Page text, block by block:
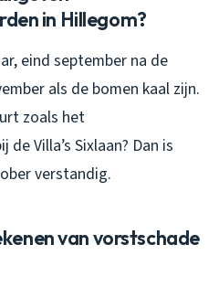
in Hillegom?
eind september na de
als de bomen kaal zijn.
zoals het
Villa’s Sixlaan? Dan is
verstandig.
van vorstschade